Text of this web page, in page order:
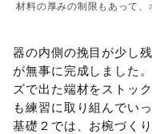
材料の厚みの制限もあって
器の内側の挽目が少し
が無事に完成しました
ズで出た端材をストッ
も練習に取り組んでい
基礎２では、お椀づく